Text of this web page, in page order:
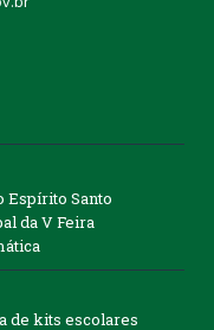
Espírito Santo
da V Feira
de kits escolares